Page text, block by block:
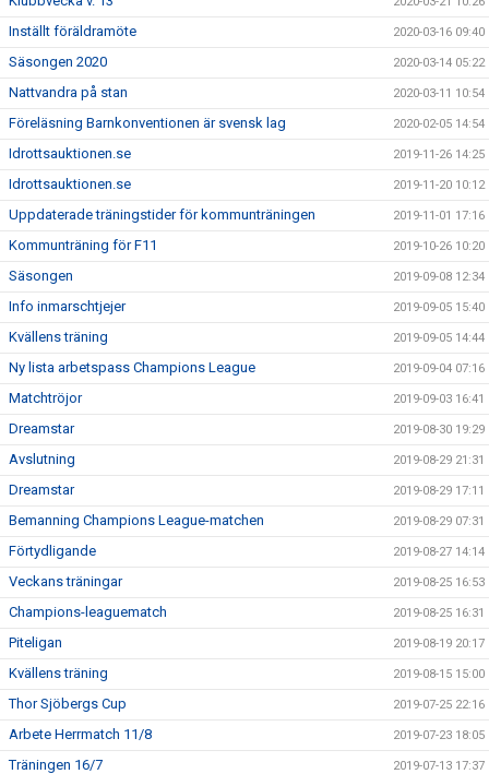
Inställt föräldramöte 2020-03-16 09:40
Säsongen 2020 2020-03-14 05:22
Nattvandra på stan 2020-03-11 10:54
Föreläsning Barnkonventionen är svensk lag 2020-02-05 14:54
Idrottsauktionen.se 2019-11-26 14:25
Idrottsauktionen.se 2019-11-20 10:12
Uppdaterade träningstider för kommunträningen 2019-11-01 17:16
Kommunträning för F11 2019-10-26 10:20
Säsongen 2019-09-08 12:34
Info inmarschtjejer 2019-09-05 15:40
Kvällens träning 2019-09-05 14:44
Ny lista arbetspass Champions League 2019-09-04 07:16
Matchtröjor 2019-09-03 16:41
Dreamstar 2019-08-30 19:29
Avslutning 2019-08-29 21:31
Dreamstar 2019-08-29 17:11
Bemanning Champions League-matchen 2019-08-29 07:31
Förtydligande 2019-08-27 14:14
Veckans träningar 2019-08-25 16:53
Champions-leaguematch 2019-08-25 16:31
Piteligan 2019-08-19 20:17
Kvällens träning 2019-08-15 15:00
Thor Sjöbergs Cup 2019-07-25 22:16
Arbete Herrmatch 11/8 2019-07-23 18:05
Träningen 16/7 2019-07-13 17:37